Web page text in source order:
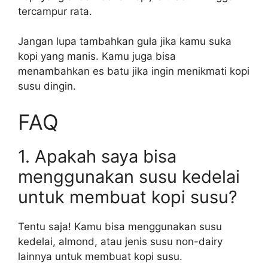
tercampur rata.
Jangan lupa tambahkan gula jika kamu suka
kopi yang manis. Kamu juga bisa
menambahkan es batu jika ingin menikmati kopi
susu dingin.
FAQ
1. Apakah saya bisa
menggunakan susu kedelai
untuk membuat kopi susu?
Tentu saja! Kamu bisa menggunakan susu
kedelai, almond, atau jenis susu non-dairy
lainnya untuk membuat kopi susu.